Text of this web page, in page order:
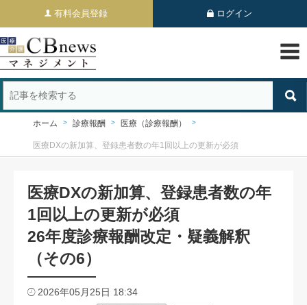
有料会員登録 ログイン
ホーム 診療報酬 医療（診療報酬）
医療DXの新加算、登録患者数の年1回以上の更新が必須
医療DXの新加算、登録患者数の年
1回以上の更新が必須
26年度診療報酬改定・疑義解釈
（その6）
2026年05月25日 18:34